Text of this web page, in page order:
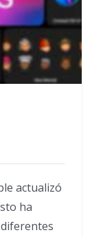
actualizó
ha